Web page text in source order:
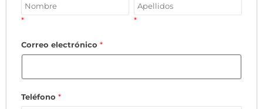
* *
Correo electrónico *
Teléfono *